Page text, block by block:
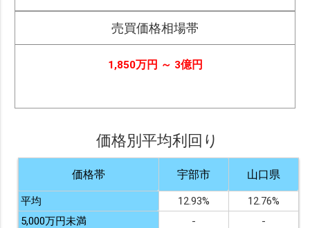
売買価格相場帯
1,850万円 ～ 3億円
価格別平均利回り
価格帯 宇部市 山口県
平均 12.93%
12.76%
5,000万円未満
-
-